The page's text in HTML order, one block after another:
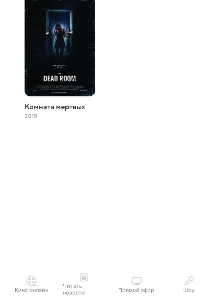
Комната мертвых
2015
Кино онлайн
Читать
новости
Прямой эфир Шоу